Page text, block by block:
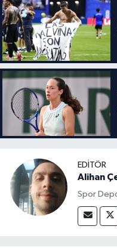
EDITÖR
Alihan
Spor